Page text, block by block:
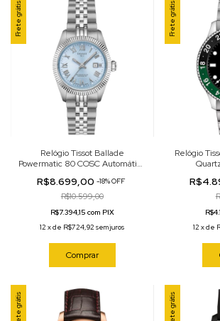
Frete grátis
Relógio Tissot Ballade
Powermatic 80 COSC Automático
T156.208.11.353.00
R$8.699,00 -18%OFF
R$10.599,00
R$7.394,15 com PIX
12 xde R$724,92 sem juros
Comprar
Frete grátis
Relógio
12 xde
Frete grátis Frete grátis